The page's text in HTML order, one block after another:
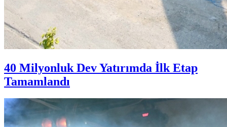
40 Milyonluk Dev Yatırımda İlk Etap
Tamamlandı